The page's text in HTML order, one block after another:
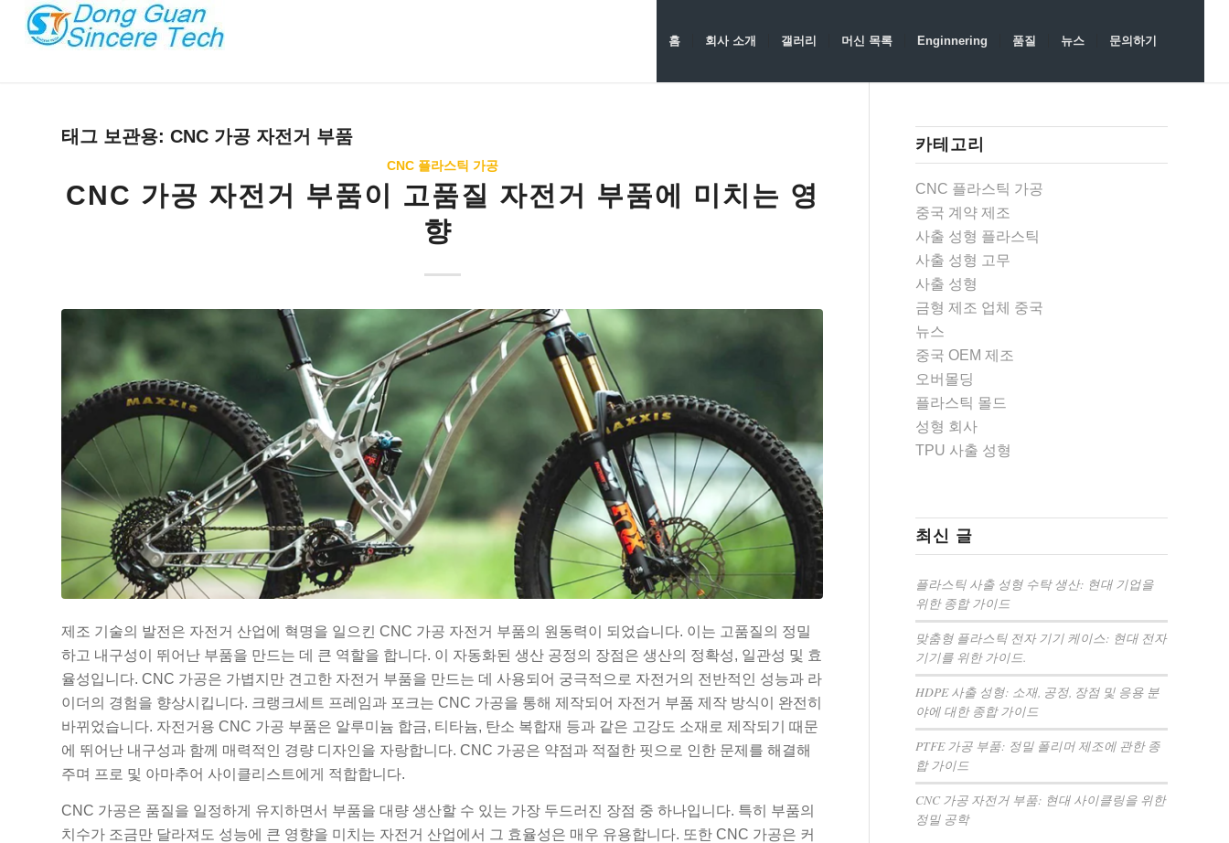
홈 회사 소개 갤러리 머신 목록 Enginnering 품질 뉴스 문의하기
태그 보관용: CNC 가공 자전거 부품
CNC 플라스틱 가공
CNC 가공 자전거 부품이 고품질 자전거 부품에 미치는 영
향
제조 기술의 발전은 자전거 산업에 혁명을 일으킨 CNC 가공 자전거 부품의 원동력이 되었습니다. 이는 고품질의 정밀
하고 내구성이 뛰어난 부품을 만드는 데 큰 역할을 합니다. 이 자동화된 생산 공정의 장점은 생산의 정확성, 일관성 및 효
율성입니다. CNC 가공은 가볍지만 견고한 자전거 부품을 만드는 데 사용되어 궁극적으로 자전거의 전반적인 성능과 라
이더의 경험을 향상시킵니다. 크랭크세트 프레임과 포크는 CNC 가공을 통해 제작되어 자전거 부품 제작 방식이 완전히
바뀌었습니다. 자전거용 CNC 가공 부품은 알루미늄 합금, 티타늄, 탄소 복합재 등과 같은 고강도 소재로 제작되기 때문
에 뛰어난 내구성과 함께 매력적인 경량 디자인을 자랑합니다. CNC 가공은 약점과 적절한 핏으로 인한 문제를 해결해
주며 프로 및 아마추어 사이클리스트에게 적합합니다.
CNC 가공은 품질을 일정하게 유지하면서 부품을 대량 생산할 수 있는 가장 두드러진 장점 중 하나입니다. 특히 부품의
치수가 조금만 달라져도 성능에 큰 영향을 미치는 자전거 산업에서 그 효율성은 매우 유용합니다. 또한 CNC 가공은 커
카테고리
CNC 플라스틱 가공
중국 계약 제조
사출 성형 플라스틱
사출 성형 고무
사출 성형
금형 제조 업체 중국
뉴스
중국 OEM 제조
오버몰딩
플라스틱 몰드
성형 회사
TPU 사출 성형
최신 글
플라스틱 사출 성형 수탁 생산: 현대 기업을
위한 종합 가이드
맞춤형 플라스틱 전자 기기 케이스: 현대 전자
기기를 위한 가이드.
HDPE 사출 성형: 소재, 공정, 장점 및 응용 분
야에 대한 종합 가이드
PTFE 가공 부품: 정밀 폴리머 제조에 관한 종
합 가이드
CNC 가공 자전거 부품: 현대 사이클링을 위한
정밀 공학